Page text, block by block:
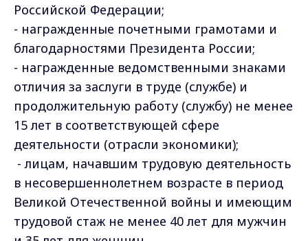
Российской Федерации;
- награжденные почетными грамотами и
благодарностями Президента России;
- награжденные ведомственными знаками
отличия за заслуги в труде (службе) и
продолжительную работу (службу) не менее
15 лет в соответствующей сфере
деятельности (отрасли экономики);
- лицам, начавшим трудовую деятельность
в несовершеннолетнем возрасте в период
Великой Отечественной войны и имеющим
трудовой стаж не менее 40 лет для мужчин